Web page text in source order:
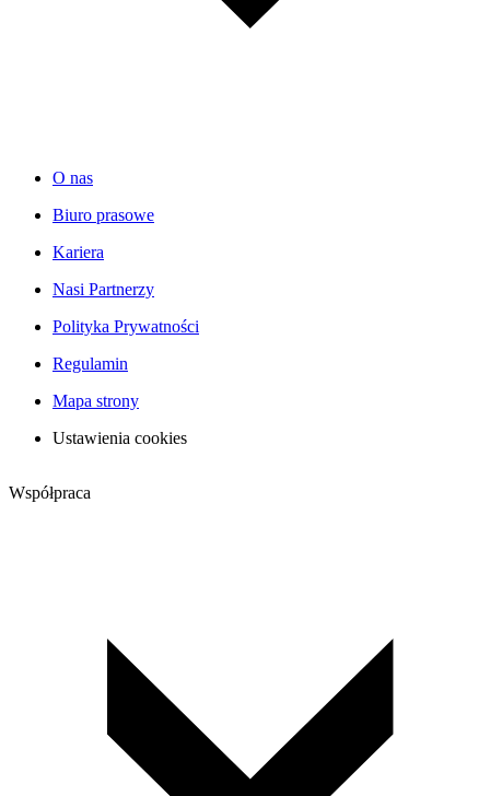
O nas
Biuro prasowe
Kariera
Nasi Partnerzy
Polityka Prywatności
Regulamin
Mapa strony
Ustawienia cookies
Współpraca